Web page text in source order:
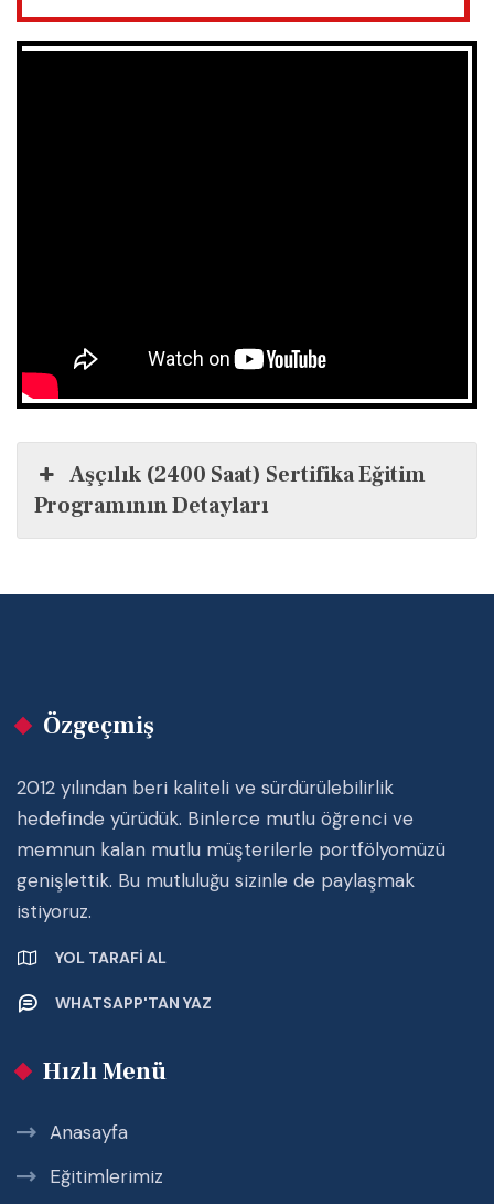
Aşçılık (2400 Saat) Sertifika Eğitim
Programının Detayları
Özgeçmiş
2012 yılından beri kaliteli ve sürdürülebilirlik
hedefinde yürüdük. Binlerce mutlu öğrenci ve
memnun kalan mutlu müşterilerle portfölyomüzü
genişlettik. Bu mutluluğu sizinle de paylaşmak
istiyoruz.
YOL TARAFI AL
WHATSAPP'TAN YAZ
Hızlı Menü
Anasayfa
Eğitimlerimiz